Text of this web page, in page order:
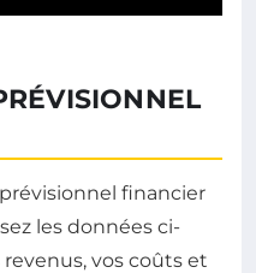
financier
les données ci-
vos coûts et